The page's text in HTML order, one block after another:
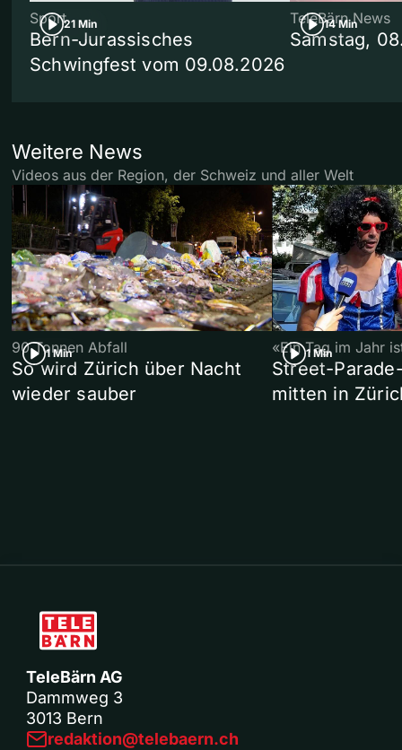
21 Min
Sport
Bern-Jurassisches
Schwingfest vom 09.08.2026
14 Min
TeleBärn News
Samstag,
Weitere News
Videos aus der Region, der Schweiz und aller Welt
1 Min
90 Tonnen Abfall
So wird Zürich über Nacht
wieder sauber
1 Min
«Ein Tag im Jahr
Street-
mitten in
TeleBärn AG
Dammweg 3
3013 Bern
redaktion@telebaern.ch